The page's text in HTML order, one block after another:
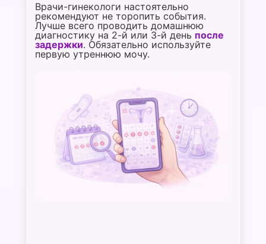
Врачи-гинекологи настоятельно
рекомендуют не торопить события.
Лучше всего проводить домашнюю
диагностику на 2-й или 3-й день после
задержки. Обязательно используйте
первую утреннюю мочу.